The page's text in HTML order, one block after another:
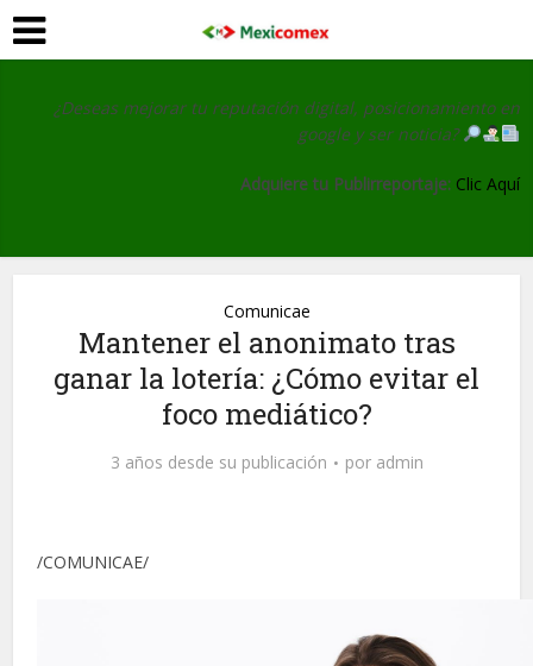
¿Deseas mejorar tu reputación digital, posicionamiento en
google y ser noticia?
Adquiere tu Publirreportaje: Clic Aquí
Comunicae
Mantener el anonimato tras
ganar la lotería: ¿Cómo evitar el
foco mediático?
3 años desde su publicación por admin
/COMUNICAE/